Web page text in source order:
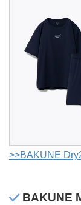
>>BAKUNE
BAKUNE